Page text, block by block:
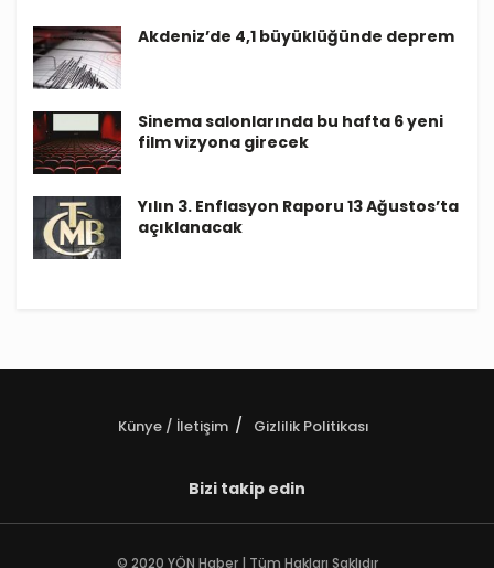
Akdeniz’de 4,1 büyüklüğünde deprem
Sinema salonlarında bu hafta 6 yeni
film vizyona girecek
Yılın 3. Enflasyon Raporu 13 Ağustos’ta
açıklanacak
Künye / İletişim Gizlilik Politikası
Bizi takip edin
© 2020 YÖN Haber | Tüm Hakları Saklıdır